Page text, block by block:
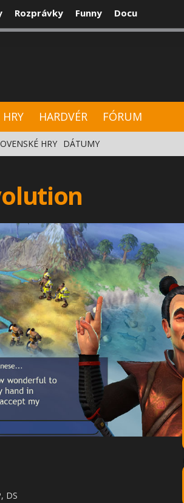
Rozprávky Funny Docu
HRY HARDVÉR FÓRUM
HRY DÁTUMY
DS